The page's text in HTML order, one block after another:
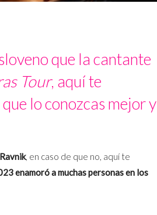
que la cantante
Tour, aquí te
lo conozcas mejor y
, en caso de que no, aquí te
enamoró a muchas personas en los